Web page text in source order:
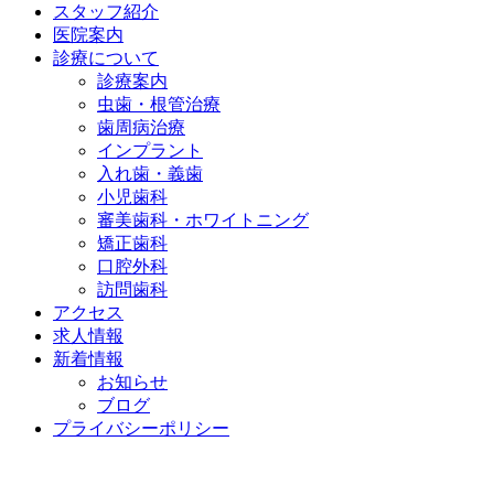
スタッフ紹介
医院案内
診療について
診療案内
虫歯・根管治療
歯周病治療
インプラント
入れ歯・義歯
小児歯科
審美歯科・ホワイトニング
矯正歯科
口腔外科
訪問歯科
アクセス
求人情報
新着情報
お知らせ
ブログ
プライバシーポリシー